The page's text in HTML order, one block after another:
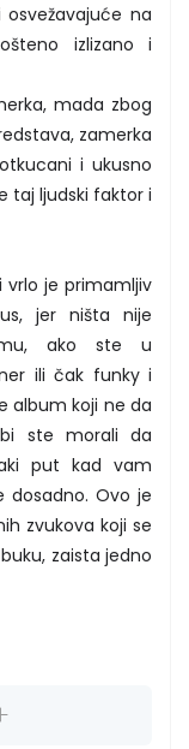
na
izlizano i
mada zbog
zamerka
i ukusno
taj ljudski faktor i
vrlo je primamljiv
jer ništa nije
ako ste u
ili čak funky i
album koji ne da
ste morali da
put kad vam
dosadno. Ovo je
zvukova koji se
zaista jedno